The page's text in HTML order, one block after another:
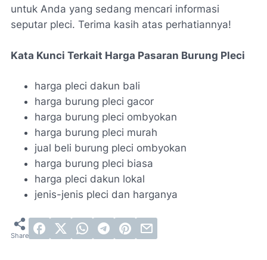
untuk Anda yang sedang mencari informasi
seputar pleci. Terima kasih atas perhatiannya!
Kata Kunci Terkait Harga Pasaran Burung Pleci
harga pleci dakun bali
harga burung pleci gacor
harga burung pleci ombyokan
harga burung pleci murah
jual beli burung pleci ombyokan
harga burung pleci biasa
harga pleci dakun lokal
jenis-jenis pleci dan harganya